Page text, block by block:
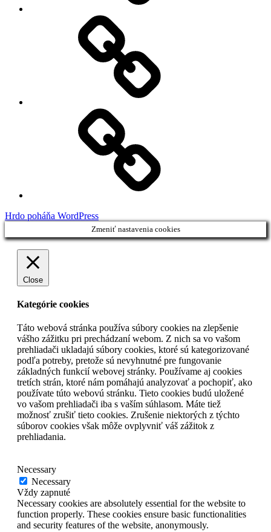
Hrdo poháňa WordPress
Zmeniť nastavenia cookies
Close
Kategórie cookies
Táto webová stránka používa súbory cookies na zlepšenie
vášho zážitku pri prechádzaní webom. Z nich sa vo vašom
prehliadači ukladajú súbory cookies, ktoré sú kategorizované
podľa potreby, pretože sú nevyhnutné pre fungovanie
základných funkcií webovej stránky. Používame aj cookies
tretích strán, ktoré nám pomáhajú analyzovať a pochopiť, ako
používate túto webovú stránku. Tieto cookies budú uložené
vo vašom prehliadači iba s vaším súhlasom. Máte tiež
možnosť zrušiť tieto cookies. Zrušenie niektorých z týchto
súborov cookies však môže ovplyvniť váš zážitok z
prehliadania.
Necessary
Necessary
Vždy zapnuté
Necessary cookies are absolutely essential for the website to
function properly. These cookies ensure basic functionalities
and security features of the website, anonymously.